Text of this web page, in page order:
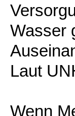
Wasser
Laut
Wenn